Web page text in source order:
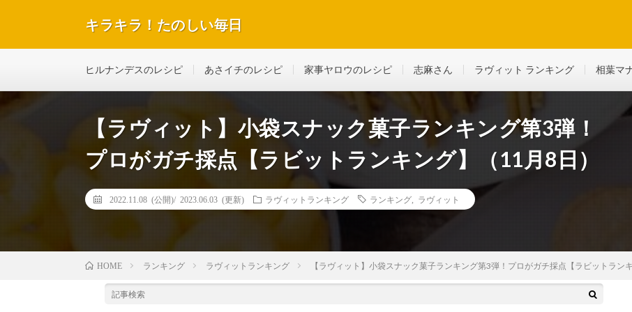
キラキラ！たのしい毎日
ヒルナンデスのレシピ あさイチのレシピ 家事ヤロウのレシピ 志麻さん ラヴィット ランキング 相葉マ
【ラヴィット】小袋スナック菓子ランキング第3弾！
プロがガチ採点【ラビットランキング】（11月8日）
2022.11.08 (公開)/ 2023.06.03 (更新) ラヴィットランキング ランキング ラヴィット
HOME ランキング ラヴィットランキング 【ラヴィット】小袋スナック菓子ランキング第3弾！プロがガチ採点【ラビットラン